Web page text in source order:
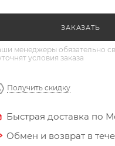
ЗАКАЗАТЬ
менеджеры обязательно
условия заказа
Получить скидку
Быстрая доставка по
Обмен и возврат в